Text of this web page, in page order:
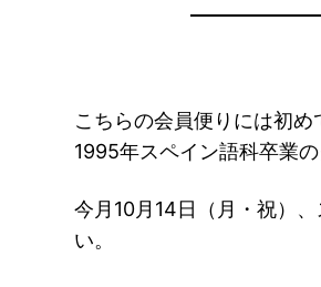
こちらの会員便りには初め
1995年スペイン語科卒業
今月10月14日（月・祝）
い。